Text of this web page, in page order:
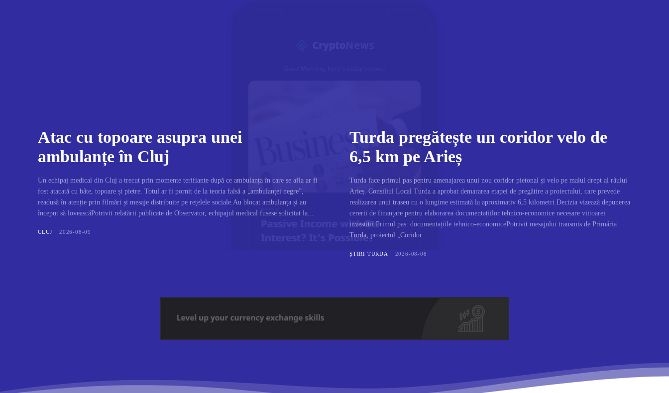
Atac cu topoare asupra unei
ambulanțe în Cluj
Un echipaj medical din Cluj a trecut prin momente terifiante după ce ambulanța în care se afla ar fi
fost atacată cu bâte, topoare și pietre. Totul ar fi pornit de la teoria falsă a „ambulanței negre”,
readusă în atenție prin filmări și mesaje distribuite pe rețelele sociale.Au blocat ambulanța și au
început să loveascăPotrivit relatării publicate de Observator, echipajul medical fusese solicitat la...
CLUJ 2026-08-09
Turda pregătește un coridor velo de
6,5 km pe Arieș
Turda face primul pas pentru amenajarea unui nou coridor pietonal și velo pe malul drept al râului
Arieș. Consiliul Local Turda a aprobat demararea etapei de pregătire a proiectului, care prevede
realizarea unui traseu cu o lungime estimată la aproximativ 6,5 kilometri.Decizia vizează depunerea
cererii de finanțare pentru elaborarea documentațiilor tehnico-economice necesare viitoarei
investiții.Primul pas: documentațiile tehnico-economicePotrivit mesajului transmis de Primăria
Turda, proiectul „Coridor...
ȘTIRI TURDA 2026-08-08